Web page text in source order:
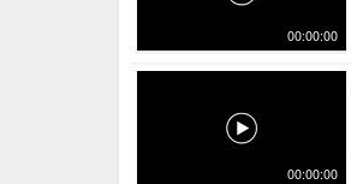
00:00:00
00:00:00